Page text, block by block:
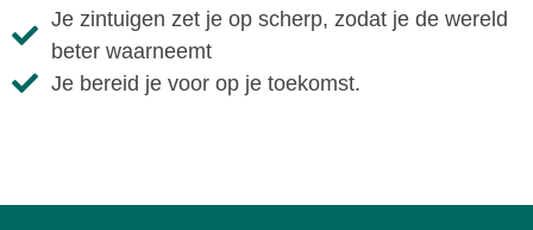
Je zintuigen zet je op scherp, zodat je de wereld
beter waarneemt
Je bereid je voor op je toekomst.